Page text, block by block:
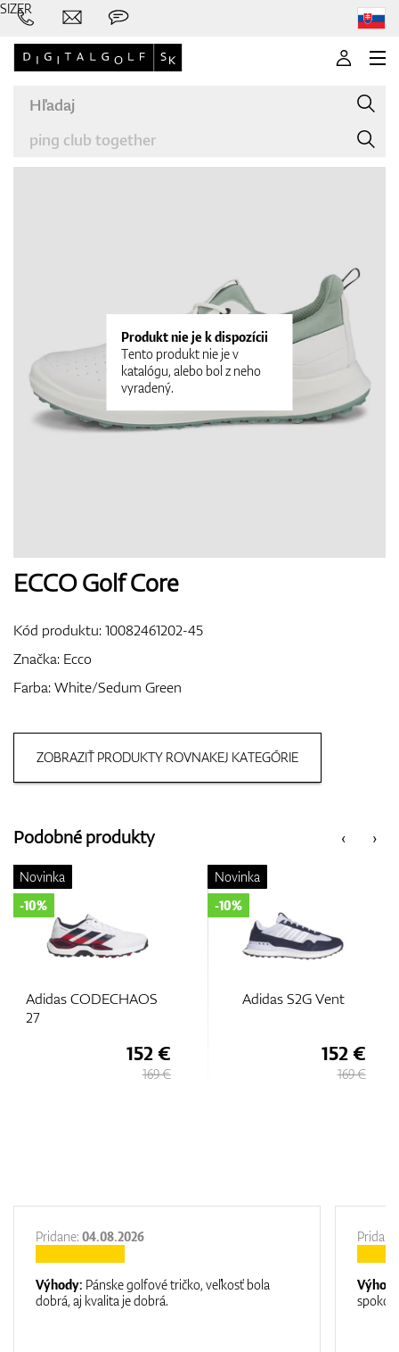
Palice
Oblečenie
Bagy
GPS/Zameriavače
Darčekové poukážky
Produkt nie je k dispozícii
Tento produkt nie je v
katalógu, alebo bol z neho
vyradený.
ECCO Golf Core
Kód produktu:10082461202-45
Značka: Ecco
Farba: White/Sedum Green
ZOBRAZIŤ PRODUKTY ROVNAKEJ KATEGÓRIE
‹
Podobné produkty ›
Adidas S2G Vent
Novinka
-10%
152 €
169 €
Adidas CODECHAOS
Novinka
-10%
152 €
169 €
Pridane: 04.08.2026
Výhody: Pánske golfové tričko, veľkosť bola
dobrá, aj kvalita je dobrá.
SIZER